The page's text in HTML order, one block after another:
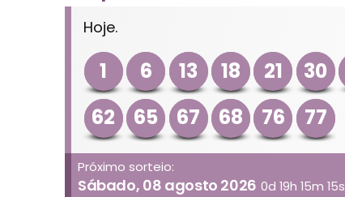
Hoje.
1 6 13 18 21 30
62
65 67 68 76 77
Próximo sorteio:
Sábado, 08 agosto 2026 0d 19h 15m 15s